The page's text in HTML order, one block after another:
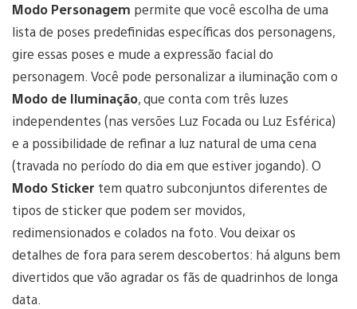
Modo Personagem permite que você escolha de uma
lista de poses predefinidas específicas dos personagens,
gire essas poses e mude a expressão facial do
personagem. Você pode personalizar a iluminação com o
Modo de Iluminação, que conta com três luzes
independentes (nas versões Luz Focada ou Luz Esférica)
e a possibilidade de refinar a luz natural de uma cena
(travada no período do dia em que estiver jogando). O
Modo Sticker tem quatro subconjuntos diferentes de
tipos de sticker que podem ser movidos,
redimensionados e colados na foto. Vou deixar os
detalhes de fora para serem descobertos: há alguns bem
divertidos que vão agradar os fãs de quadrinhos de longa
data.